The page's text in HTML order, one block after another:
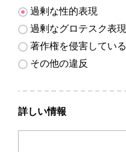
過剰な性的表現
過剰なグロテスク表現
著作権を侵害している
その他の違反
詳しい情報